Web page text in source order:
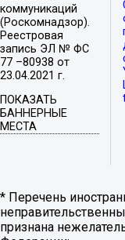
коммуникаций
(Роскомнадзор).
Реестровая
запись ЭЛ № ФС
77 –80938 от
23.04.2021 г.
ПОКАЗАТЬ
БАННЕРНЫЕ
МЕСТА
* Перечень
признана